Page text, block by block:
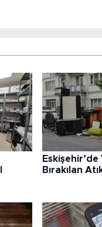
Eskişehir’de
Bırakılan